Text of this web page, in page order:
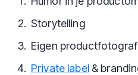
Storytelling
Eigen
Private label&